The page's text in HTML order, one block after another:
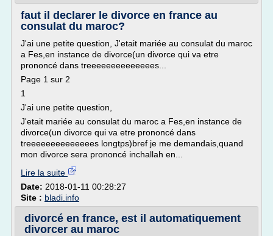
faut il declarer le divorce en france au
consulat du maroc?
J'ai une petite question, J'etait mariée au consulat du maroc
a Fes,en instance de divorce(un divorce qui va etre
prononcé dans treeeeeeeeeeeeees...
Page 1 sur 2
1
J'ai une petite question,
J'etait mariée au consulat du maroc a Fes,en instance de
divorce(un divorce qui va etre prononcé dans
treeeeeeeeeeeeees longtps)bref je me demandais,quand
mon divorce sera prononcé inchallah en...
Lire la suite
Date: 2018-01-11 00:28:27
Site : bladi.info
divorcé en france, est il automatiquement
divorcer au maroc